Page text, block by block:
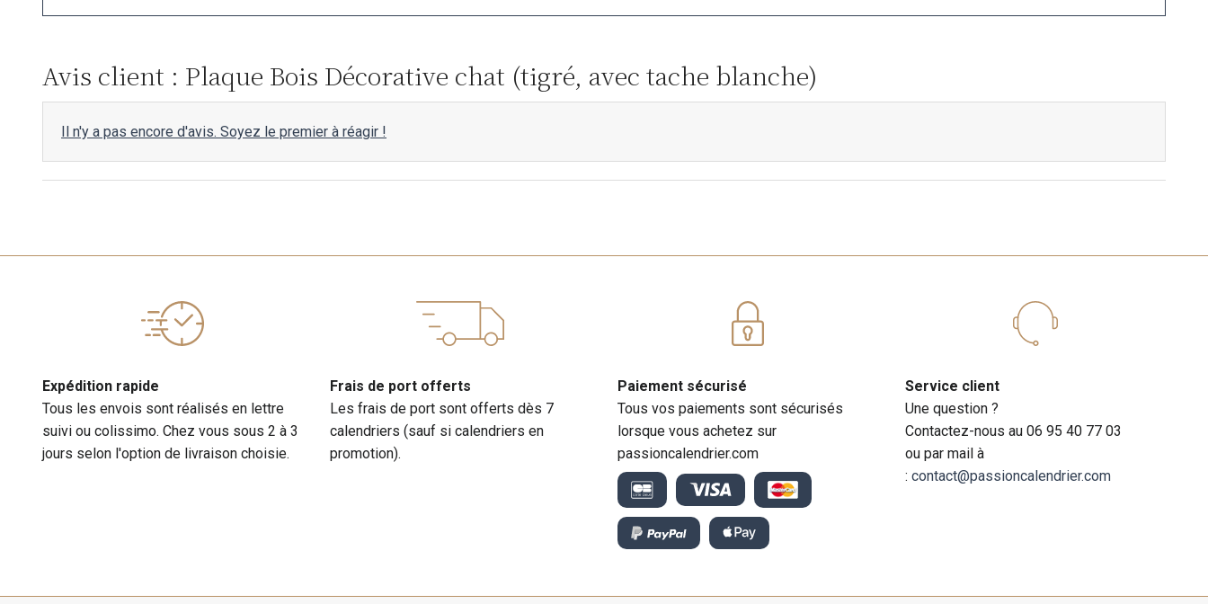
Avis client : Plaque Bois Décorative chat (tigré, avec tache blanche)
Il n'y a pas encore d'avis. Soyez le premier à réagir !
Expédition rapide
Tous les envois sont réalisés en lettre
suivi ou colissimo. Chez vous sous 2 à 3
jours selon l'option de livraison choisie.
Frais de port offerts
Les frais de port sont offerts dès 7
calendriers (sauf si calendriers en
promotion).
Paiement sécurisé
Tous vos paiements sont sécurisés
lorsque vous achetez sur
passioncalendrier.com
Service client
Une question ?
Contactez-nous au 06 95 40 77 03
ou par mail à
: contact@passioncalendrier.com